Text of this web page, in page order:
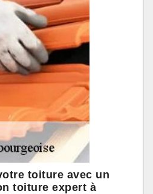
toiture avec un
toiture expert à